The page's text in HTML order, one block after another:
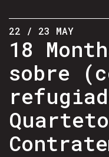
22 / 23 MAY
18
sobre
Quarteto